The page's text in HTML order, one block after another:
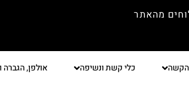
מהאתר
הקשה כלי קשת ונשיפה אולפן, הגברה